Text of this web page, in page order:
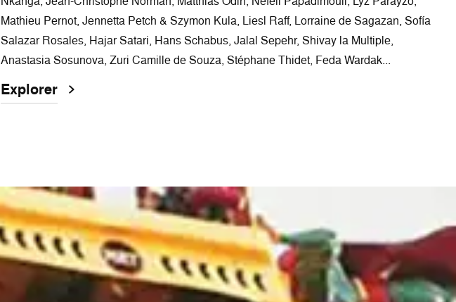
Mathieu Pernot, Jennetta Petch & Szymon Kula, Liesl Raff, Lorraine de Sagazan, Sofía
Salazar Rosales, Hajar Satari, Hans Schabus, Jalal Sepehr, Shivay la Multiple,
Anastasia Sosunova, Zuri Camille de Souza, Stéphane Thidet, Feda Wardak...
Explorer